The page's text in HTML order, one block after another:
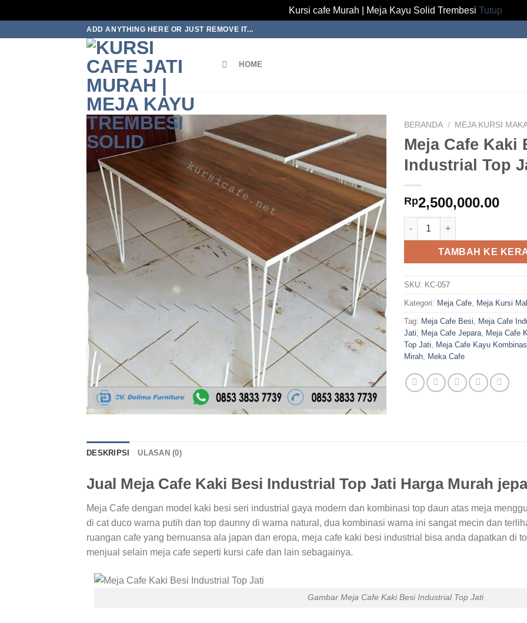
Kursi cafe Murah | Meja Kayu Solid Trembesi Tutup
ADD ANYTHING HERE OR JUST REMOVE IT...
HOME
BERANDA / MEJA KURSI
Meja Cafe Kaki
Industrial Top
Rp2,500,000.00
Kuantitas Meja Cafe Kaki
TAMBAH KE
SKU: KC-057
Kategori: Meja Cafe Meja Kursi
Tag: Meja Cafe Besi
Meja Cafe
Jati
Meja Cafe Jepara Meja Cafe
Top Jati
Meja Cafe Kayu
Mirah Meka Cafe
DESKRIPSI ULASAN (0)
Jual Meja Cafe Kaki Besi Industrial Top Jati Harga Murah
Meja Cafe dengan model kaki besi seri industrial gaya modern dan kombinasi top daun atas meja
di cat duco warna putih dan top daunny di warna natural, dua kombinasi warna ini sangat mecin dan
ruangan cafe yang bernuansa ala japan dan eropa, meja cafe kaki besi industrial bisa anda dapatkan di
menjual selain meja cafe seperti kursi cafe dan lain sebagainya.
Gambar Meja Cafe Kaki Besi Industrial Top Jati